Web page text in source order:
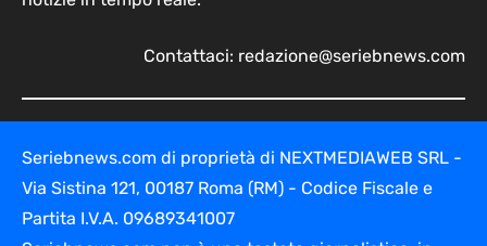
Contattaci: redazione@seriebnews.com
Seriebnews.com di proprietà di NEXTMEDIAWEB SRL -
Via Sistina 121, 00187 Roma (RM) - Codice Fiscale e
Partita I.V.A. 09689341007